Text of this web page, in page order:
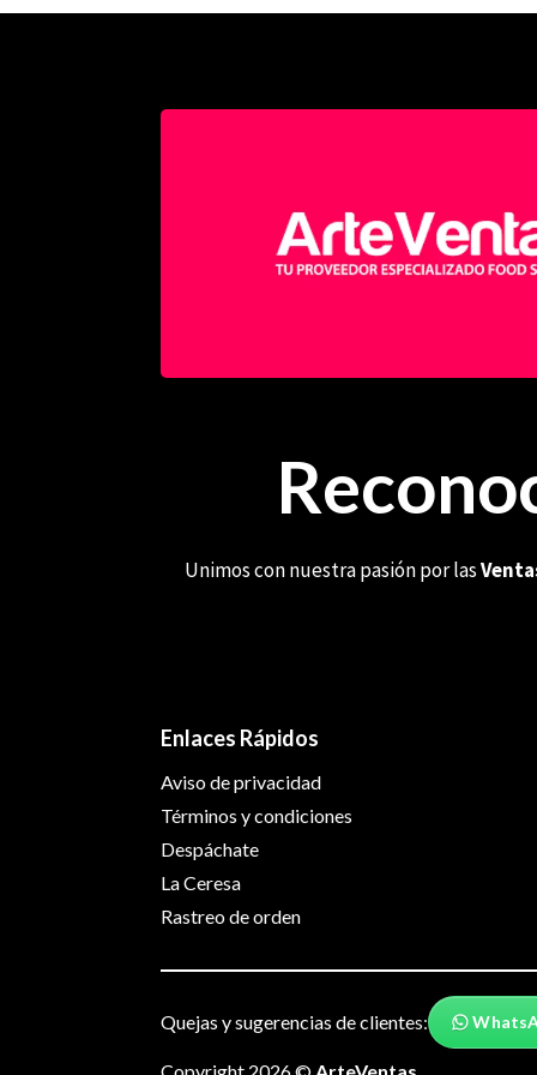
Unimos con nuestra pasión por las
Enlaces Rápidos
Aviso de privacidad
Términos y condiciones
Despáchate
La Ceresa
Rastreo de orden
Quejas y sugerencias de clientes:
Copyright 2026 © ArteVentas